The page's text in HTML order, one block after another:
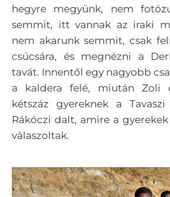
hegyre megyünk, nem
semmit, itt vannak az iraki
nem akarunk semmit, csak
csúcsára, és megnézni a
tavát. Innentől egy nagyobb
a kaldera felé, miután Zoli
kétszáz gyereknek a
Rákóczi dalt, amire a
válaszoltak.